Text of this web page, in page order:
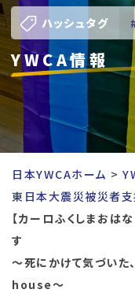
ハッシュタグ
YWCA情報
日本YWCAホーム
東日本大震災被災者
【カーロふくしまお
す
～死にかけて気づいた
house～